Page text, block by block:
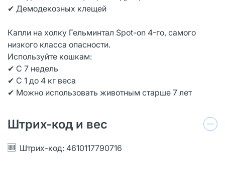
✔ Демодекозных клещей
Капли на холку Гельминтал Spot-on 4-го, самого
низкого класса опасности.
Используйте кошкам:
✔ С 7 недель
✔ С 1 до 4 кг веса
✔ Можно использовать животным старше 7 лет
Штрих-код и вес
Штрих-код: 4610117790716